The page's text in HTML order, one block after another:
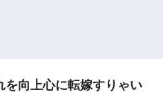
を向上心に転嫁すりゃい